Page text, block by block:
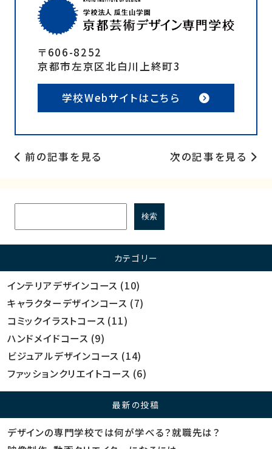
〒606-8252
京都市左京区北白川上終町3
学校Webサイトはこちら
前の記事を見る 次の記事を見る
カテゴリー
インテリアデザインコース (10)
キャラクターデザインコース (7)
コミックイラストコース (11)
ハンドメイドコース (9)
ビジュアルデザインコース (14)
ファッションクリエイトコース (6)
最新の投稿
デザインの専門学校では何が学べる？就職先は？